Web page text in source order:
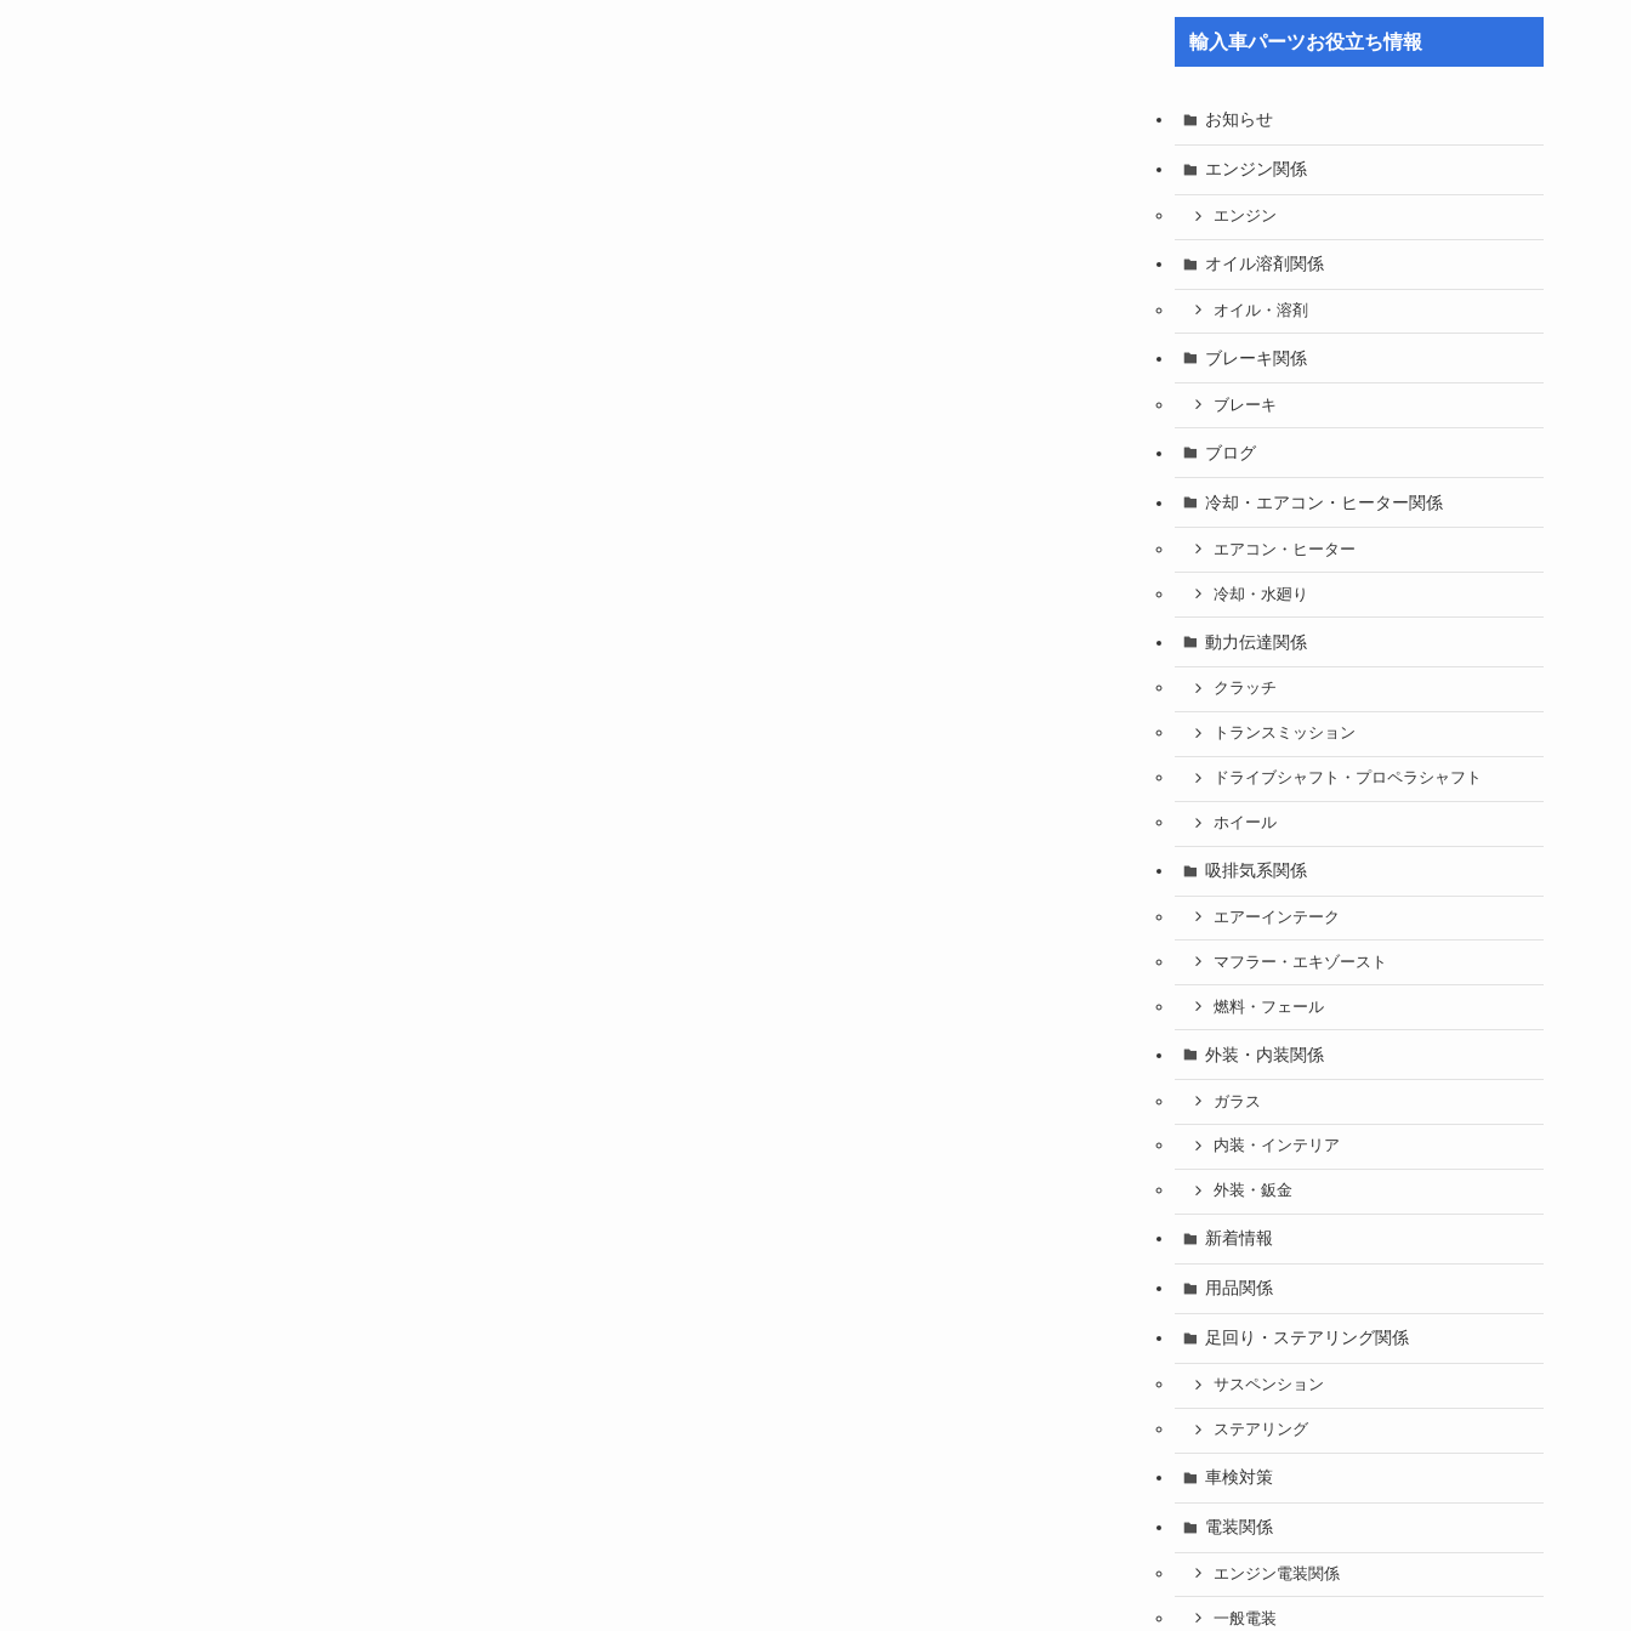
輸入車パーツお役立ち情報
お知らせ
エンジン関係
エンジン
オイル溶剤関係
オイル・溶剤
ブレーキ関係
ブレーキ
ブログ
冷却・エアコン・ヒーター関係
エアコン・ヒーター
冷却・水廻り
動力伝達関係
クラッチ
トランスミッション
ドライブシャフト・プロペラシャフト
ホイール
吸排気系関係
エアーインテーク
マフラー・エキゾースト
燃料・フェール
外装・内装関係
ガラス
内装・インテリア
外装・鈑金
新着情報
用品関係
足回り・ステアリング関係
サスペンション
ステアリング
車検対策
電装関係
エンジン電装関係
一般電装